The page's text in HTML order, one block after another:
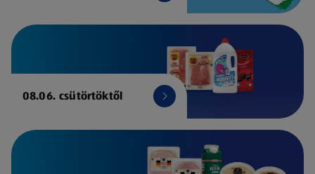
08.06. csütörtöktől